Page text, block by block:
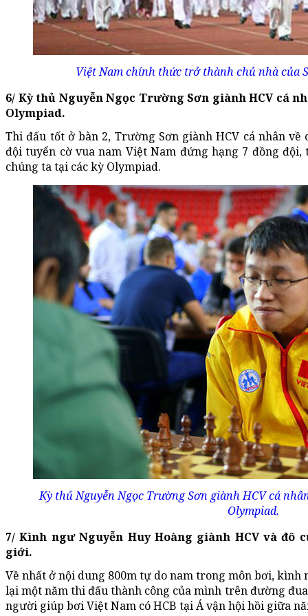
Việt Nam chính thức trở thành chủ nhà của
6/ Kỳ thủ Nguyễn Ngọc Trường Sơn giành HCV cá
Olympiad.
Thi đấu tốt ở bàn 2, Trường Sơn giành HCV cá nhân
đội tuyển cờ vua nam Việt Nam đứng hạng 7 đồng
chúng ta tại các kỳ Olympiad.
Kỳ thủ Nguyễn Ngọc Trường Sơn giành HCV cá
Olympiad.
7/ Kình ngư Nguyễn Huy Hoàng giành HCV và đô
giới.
Về nhất ở nội dung 800m tự do nam trong môn bơi,
lại một năm thi đấu thành công của mình trên đường
người giúp bơi Việt Nam có HCB tại Á vận hội hồi giữa